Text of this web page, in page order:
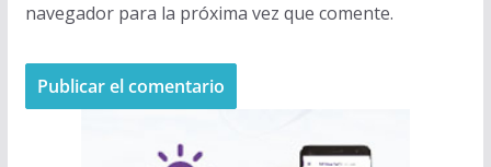
navegador para la próxima vez que comente.